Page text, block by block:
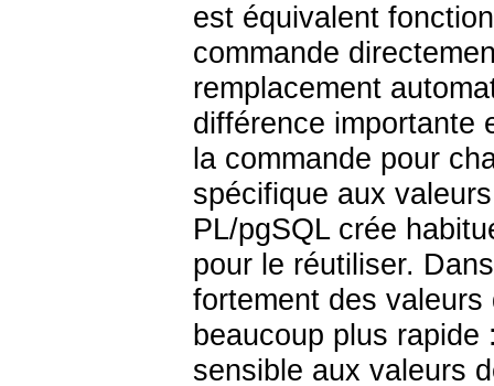
est équivalent
commande
remplacement
différence importante
la commande pour
spécifique aux
PL/pgSQLcrée
pour le réutiliser.
fortement des
beaucoup plus
sensible aux valeurs